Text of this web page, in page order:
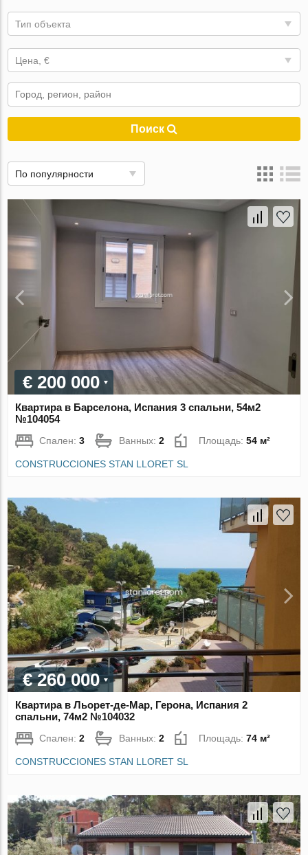
Тип объекта
Цена, €
Поиск
По популярности
€ 200 000
Квартира в Барселона, Испания 3 спальни, 54м2
№104054
Спален:3 Ванных:2 Площадь:54 м²
CONSTRUCCIONES STAN LLORET SL
€ 260 000
Квартира в Льорет-де-Мар, Герона, Испания 2
спальни, 74м2 №104032
Спален:2 Ванных:2 Площадь:74 м²
CONSTRUCCIONES STAN LLORET SL